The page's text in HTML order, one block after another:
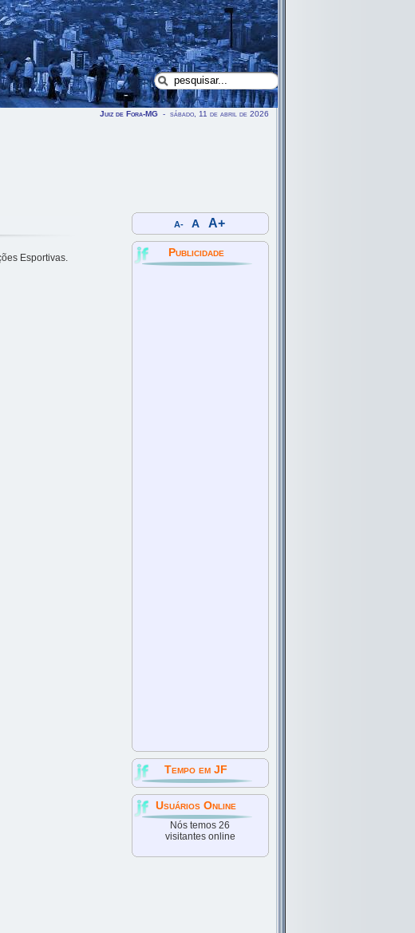
Juiz de Fora-MG - sábado, 11 de abril de 2026
Esportivas.
A- A A+
Publicidade
Tempo em JF
Usuários Online
Nós temos 26
visitantes online